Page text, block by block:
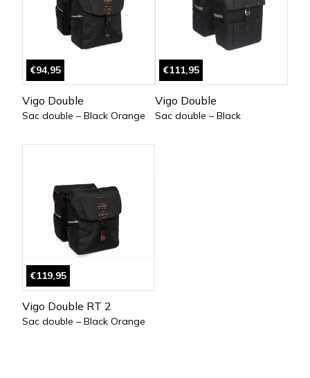
€94,95
Vigo Double
Sac double – Black Orange
€111,95
Vigo Double
Sac double – Black
€119,95
Vigo Double RT 2
Sac double – Black Orange